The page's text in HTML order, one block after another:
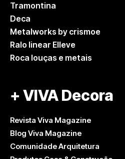
Tramontina
Deca
Metalworks by crismoe
Ralo linear Elleve
Roca louças e metais
+ VIVA Decora
Revista Viva Magazine
Blog Viva Magazine
Comunidade Arquitetura